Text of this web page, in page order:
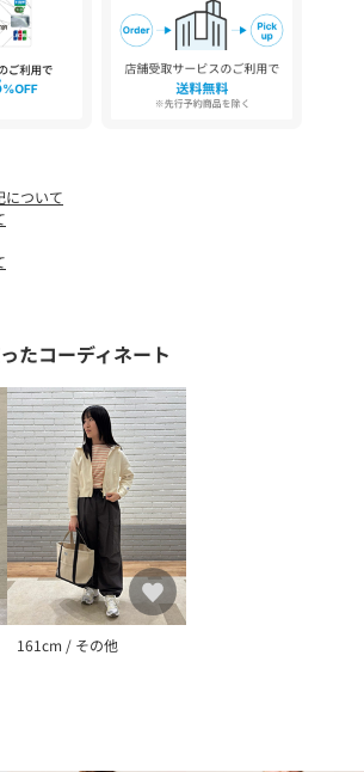
0038（サイズ小）
際は商品についておりますアテンションタ
ご確認ください。
光の当たり具合やパソコンなどの閲覧環境
KWC-T
について
たコーディネート
161cm / その他